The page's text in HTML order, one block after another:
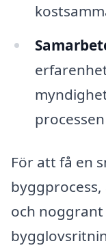
För att få en
och